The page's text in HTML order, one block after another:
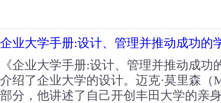
企业大学手册:设计、管理并推动成功的
《企业大学手册:设计、管理并推动成
介绍了企业大学的设计。迈克·莫里森（
部分，他讲述了自己开创丰田大学的亲